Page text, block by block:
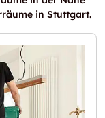
in Stuttgart.